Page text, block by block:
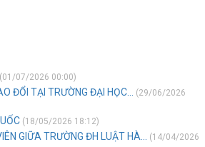
(01/07/2026 00:00)
ĐỔI TẠI TRƯỜNG ĐẠI HỌC...
(29/06/2026
(18/05/2026 18:12)
GIỮA TRƯỜNG ĐH LUẬT HÀ...
(14/04/2026